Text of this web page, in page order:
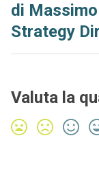
di
Strategy
Valuta la